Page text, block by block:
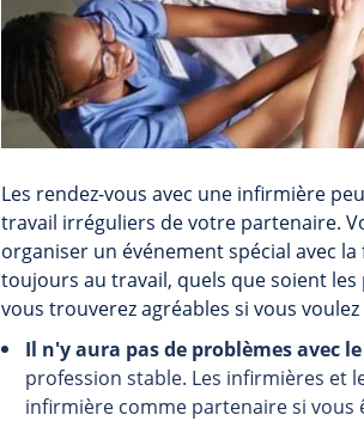
Les rendez-vous avec une infirmière
travail irréguliers de votre partenaire.
organiser un événement spécial avec
toujours au travail, quels que soient
vous trouverez agréables si vous
Il n'y aura pas de problèmes avec
profession stable. Les infirmières et
infirmière comme partenaire si vous